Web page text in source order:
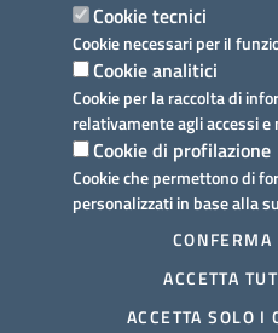
Cookie tecnici
Cookie necessari per il
Cookie analitici
Cookie per la raccolta di
relativamente agli accessi
Cookie di profilazione
Cookie che permettono di
personalizzati in base alla
CONFERMA
ACCETTA
ACCETTA SOLO I
Dichiarazione di accessibilità
Note legali
Domande frequenti
Richiesta assistenza
Prenotazione appuntamento
Segnalazione disservizio